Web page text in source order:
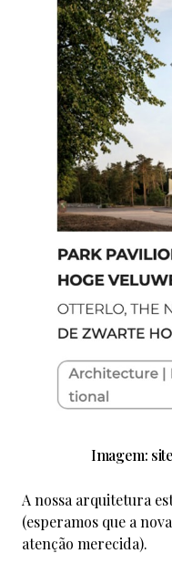
Imagem:
A nossa arquitetura
(esperamos que a
atenção merecida).